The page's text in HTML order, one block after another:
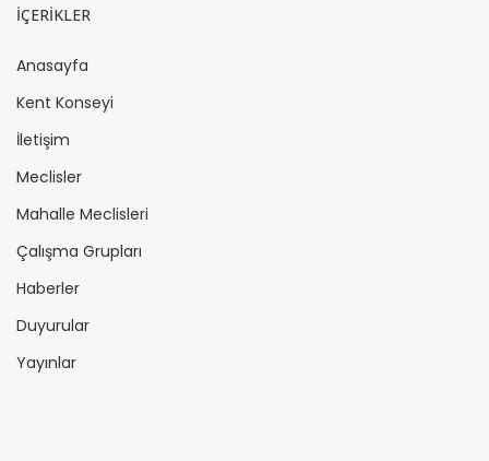
İÇERİKLER
Anasayfa
Kent Konseyi
İletişim
Meclisler
Mahalle Meclisleri
Çalışma Grupları
Haberler
Duyurular
Yayınlar